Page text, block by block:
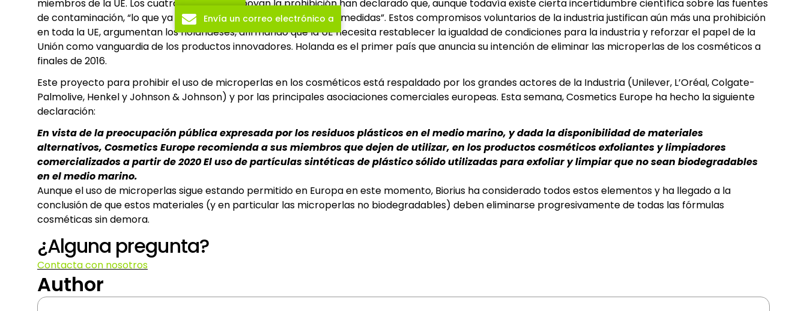
miembros de la UE. Los cuatro países que apoyan la prohibición han declarado que, aunque todavía existe cierta incertidumbre científica sobre las fuentes
de contaminación, “lo que ya sabemos es suficiente para tomar medidas”. Estos compromisos voluntarios de la industria justifican aún más una prohibición
en toda la UE, argumentan los holandeses, afirmando que la UE necesita restablecer la igualdad de condiciones para la industria y reforzar el papel de la
Unión como vanguardia de los productos innovadores. Holanda es el primer país que anuncia su intención de eliminar las microperlas de los cosméticos a
finales de 2016.
Este proyecto para prohibir el uso de microperlas en los cosméticos está respaldado por los grandes actores de la Industria (Unilever, L’Oréal, Colgate-
Palmolive, Henkel y Johnson & Johnson) y por las principales asociaciones comerciales europeas. Esta semana, Cosmetics Europe ha hecho la siguiente
declaración:
En vista de la preocupación pública expresada por los residuos plásticos en el medio marino, y dada la disponibilidad de materiales
alternativos, Cosmetics Europe recomienda a sus miembros que dejen de utilizar, en los productos cosméticos exfoliantes y limpiadores
comercializados a partir de 2020 El uso de partículas sintéticas de plástico sólido utilizadas para exfoliar y limpiar que no sean biodegradables
en el medio marino.
Aunque el uso de microperlas sigue estando permitido en Europa en este momento, Biorius ha considerado todos estos elementos y ha llegado a la
conclusión de que estos materiales (y en particular las microperlas no biodegradables) deben eliminarse progresivamente de todas las fórmulas
cosméticas sin demora.
¿Alguna pregunta?
Contacta con nosotros
Author
Envía un correo electrónico a